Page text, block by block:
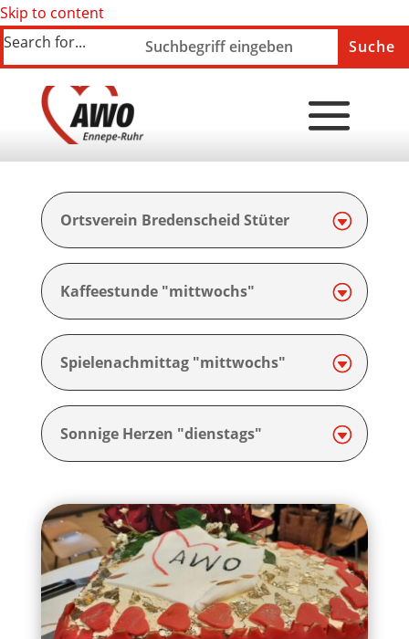
Skip to content
Search for...
Ortsverein Bredenscheid Stüter
Kaffeestunde "mittwochs"
Spielenachmittag "mittwochs"
Sonnige Herzen "dienstags"